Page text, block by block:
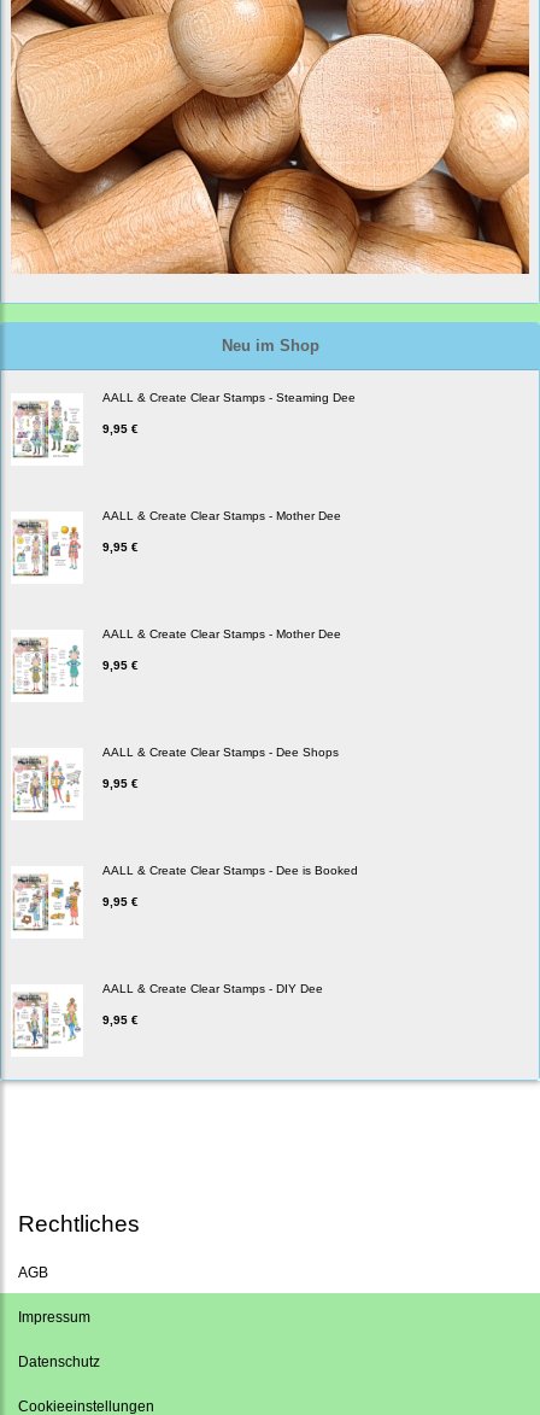
Neu im Shop
AALL & Create Clear Stamps - Steaming Dee
9,95 €
AALL & Create Clear Stamps - Mother Dee
9,95 €
AALL & Create Clear Stamps - Mother Dee
9,95 €
AALL & Create Clear Stamps - Dee Shops
9,95 €
AALL & Create Clear Stamps - Dee is Booked
9,95 €
AALL & Create Clear Stamps - DIY Dee
9,95 €
Rechtliches
AGB
Impressum
Datenschutz
Cookieeinstellungen